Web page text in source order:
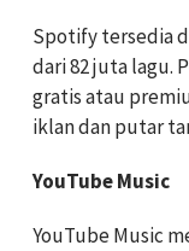
Spotify tersedia
dari 82 juta lagu.
gratis atau
iklan dan putar
YouTube Music
YouTube Music